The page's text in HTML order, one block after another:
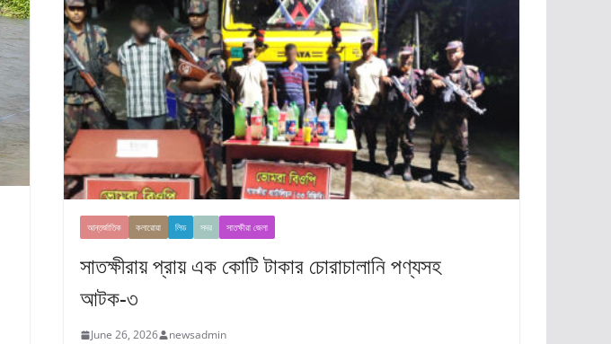
আন্তর্জাতিক কলারোয়া লিড সদর সাতক্ষীরা জেলা
সাতক্ষীরায় প্রায় এক কোটি টাকার চোরাচালানি পণ্যসহ
আটক-৩
June 26, 2026 newsadmin